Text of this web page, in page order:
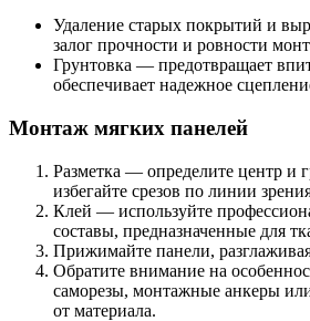
Удаление старых покрытий и
залог прочности и ровности
Грунтовка — предотвращает
обеспечивает надежное
Монтаж мягких панелей
Разметка — определите центр и
избегайте срезов по линии
Клей — используйте
составы, предназначенные для
Прижимайте панели,
Обратите внимание на
саморезы, монтажные анкеры
от материала.